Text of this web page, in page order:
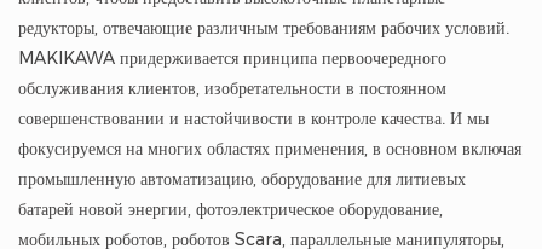
редукторы, отвечающие различным требованиям рабочих условий.
MAKIKAWA придерживается принципа первоочередного
обслуживания клиентов, изобретательности в постоянном
совершенствовании и настойчивости в контроле качества. И мы
фокусируемся на многих областях применения, в основном включая
промышленную автоматизацию, оборудование для литиевых
батарей новой энергии, фотоэлектрическое оборудование,
мобильных роботов, роботов Scara, параллельные манипуляторы,